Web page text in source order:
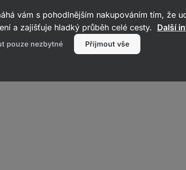
vám s pohodlnějším nakupováním tím, že
a zajišťuje hladký průběh celé cesty. Další
pouze nezbytné Přijmout vše